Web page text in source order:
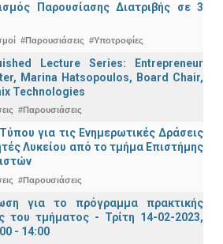
Παρουσίασης Διατριβής σε 3
#Παρουσιάσεις #Υποτροφίες
Lecture Series: Entrepreneur
Marina Hatsopoulos, Board Chair,
Technologies
#Παρουσιάσεις
για τις Ενημερωτικές Δράσεις
Λυκείου από το τμήμα Επιστήμης
#Παρουσιάσεις
για το πρόγραμμα πρακτικής
του τμήματος - Τρίτη 14-02-2023,
- 14:00